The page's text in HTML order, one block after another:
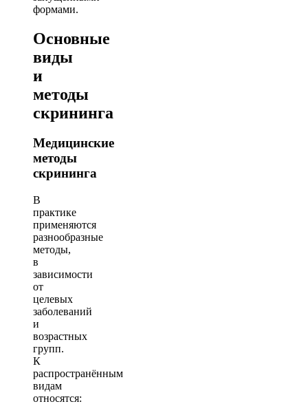
формами.
Основные
виды
и
методы
скрининга
Медицинские
методы
скрининга
В
практике
применяются
разнообразные
методы,
в
зависимости
от
целевых
заболеваний
и
возрастных
групп.
К
распространённым
видам
относятся: